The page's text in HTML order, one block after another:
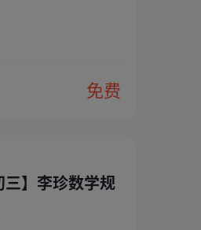
免费
三】李珍数学规